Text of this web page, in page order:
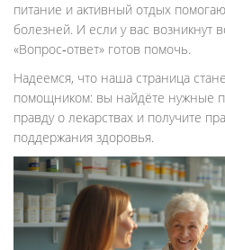
питание и активный отдых
болезней. И если у вас возникнут
«Вопрос‑ответ» готов помочь.
Надеемся, что наша страница
помощником: вы найдёте нужные
правду о лекарствах и получите
поддержания здоровья.